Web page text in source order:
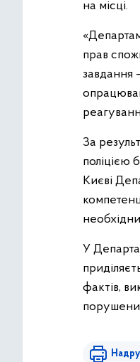
на місці.
прав
завдання
За
поліцією
Києві
У
фактів,